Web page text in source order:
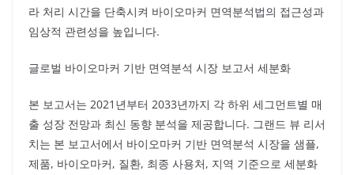
라 처리 시간을 단축시켜 바이오마커 면역분석법의 접근성과
임상적 관련성을 높입니다.
글로벌 바이오마커 기반 면역분석 시장 보고서 세분화
본 보고서는 2021년부터 2033년까지 각 하위 세그먼트별 매
출 성장 전망과 최신 동향 분석을 제공합니다. 그랜드 뷰 리서
치는 본 보고서에서 바이오마커 기반 면역분석 시장을 샘플,
제품, 바이오마커, 질환, 최종 사용처, 지역 기준으로 세분화